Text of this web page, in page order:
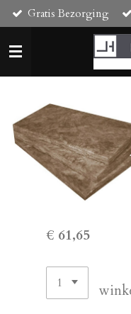
Ga
direct
naar
de
hoofdinhoud
Gratis Bezorging
€ 61,65